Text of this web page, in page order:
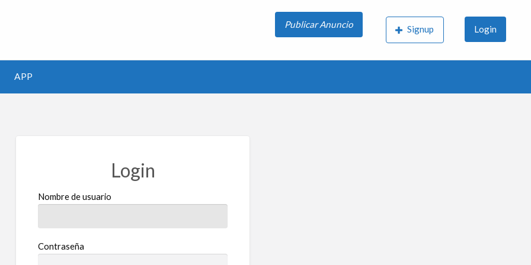
Publicar Anuncio Signup Login
APP
Login
Nombre de usuario
Contraseña